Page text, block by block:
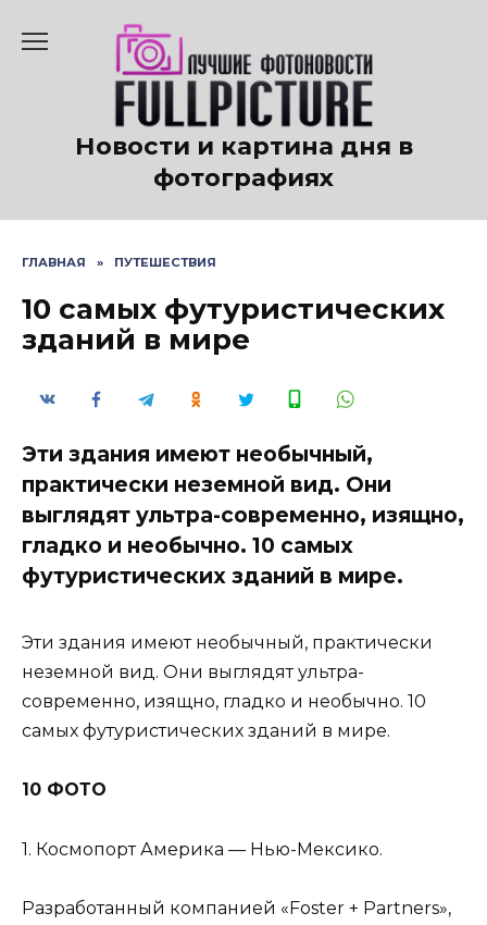
содержанию
Новости и картина дня в
фотографиях
ГЛАВНАЯ » ПУТЕШЕСТВИЯ
10 самых футуристических
зданий в мире
Эти здания имеют необычный,
практически неземной вид. Они
выглядят ультра-современно, изящно,
гладко и необычно. 10 самых
футуристических зданий в мире.
Эти здания имеют необычный, практически
неземной вид. Они выглядят ультра-
современно, изящно, гладко и необычно. 10
самых футуристических зданий в мире.
10 ФОТО
1. Космопорт Америка — Нью-Мексико.
Разработанный компанией «Foster + Partners»,